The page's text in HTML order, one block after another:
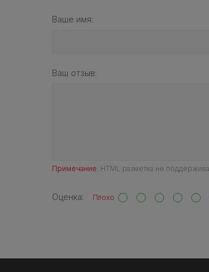
Ваше имя:
Ваш отзыв:
Примечание: HTML разметка не
Оценка: Плохо